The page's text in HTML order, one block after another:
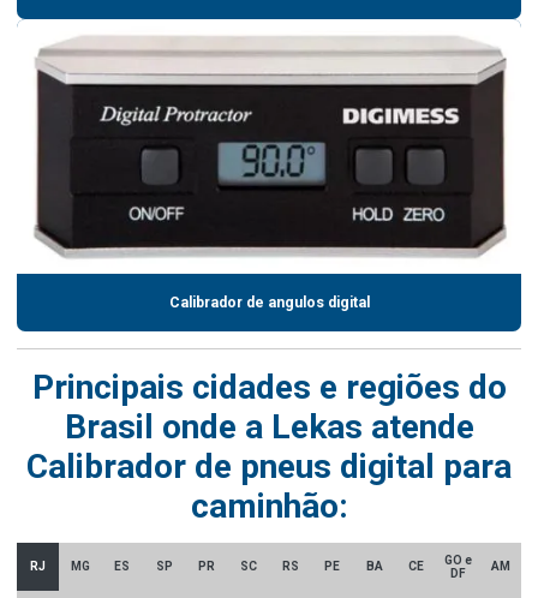
Calibrador de angulos digital
Principais cidades e regiões do
Brasil onde a Lekas atende
Calibrador de pneus digital para
caminhão:
RJ MG ES SP PR SC RS PE BA CE
GO e
DF
AM